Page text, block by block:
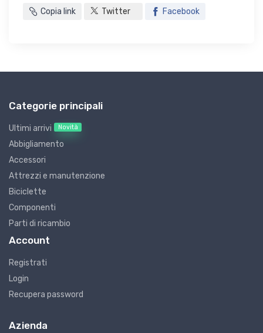
Copia link Twitter Facebook
Categorie principali
Ultimi arrivi Novità
Abbigliamento
Accessori
Attrezzi e manutenzione
Biciclette
Componenti
Parti di ricambio
Account
Registrati
Login
Recupera password
Azienda